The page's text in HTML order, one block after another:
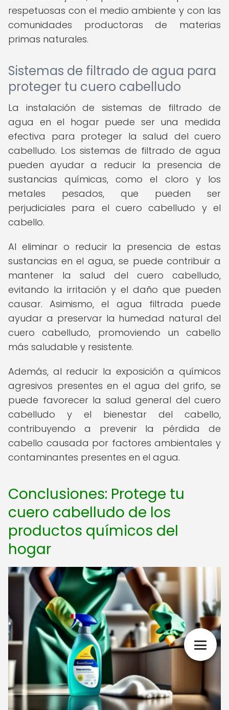
respetuosas con el medio ambiente y con las
comunidades productoras de materias
primas naturales.
Sistemas de filtrado de agua para
proteger tu cuero cabelludo
La instalación de sistemas de filtrado de
agua en el hogar puede ser una medida
efectiva para proteger la salud del cuero
cabelludo. Los sistemas de filtrado de agua
pueden ayudar a reducir la presencia de
sustancias químicas, como el cloro y los
metales pesados, que pueden ser
perjudiciales para el cuero cabelludo y el
cabello.
Al eliminar o reducir la presencia de estas
sustancias en el agua, se puede contribuir a
mantener la salud del cuero cabelludo,
evitando la irritación y el daño que pueden
causar. Asimismo, el agua filtrada puede
ayudar a preservar la humedad natural del
cuero cabelludo, promoviendo un cabello
más saludable y resistente.
Además, al reducir la exposición a químicos
agresivos presentes en el agua del grifo, se
puede favorecer la salud general del cuero
cabelludo y el bienestar del cabello,
contribuyendo a prevenir la pérdida de
cabello causada por factores ambientales y
contaminantes presentes en el agua.
Conclusiones: Protege tu
cuero cabelludo de los
productos químicos del
hogar